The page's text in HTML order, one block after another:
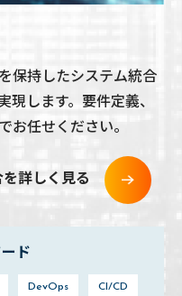
保持したシステム統合
現します。要件定義、
お任せください。
詳しく見る
ド
DevOps CI/CD